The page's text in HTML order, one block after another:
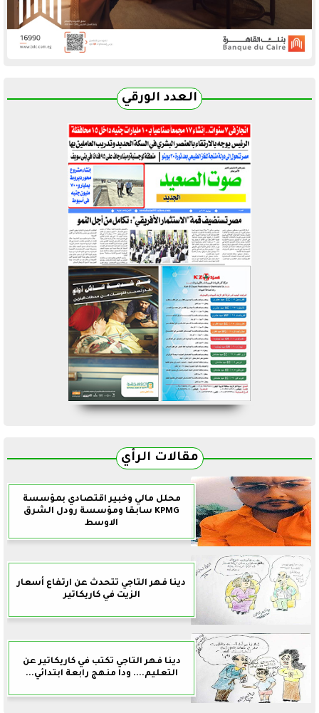
العدد الورقي
مقالات الرأي
محلل مالي وخبير اقتصادي بمؤسسة
KPMG سابقا ومؤسسة رودل الشرق
الاوسط
دينا فهر التاجي تتحدث عن ارتفاع أسعار
الزيت في كاريكاتير
دينا فهر التاجي تكتب في كاريكاتير عن
التعليم.... ودا منهج رابعة ابتدائي...